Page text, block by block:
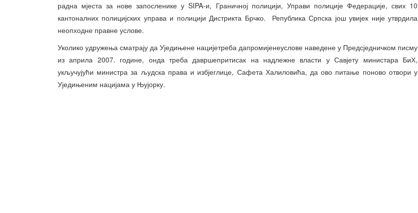
радна мјеста за нове запосленике у SIPA-и, Граничној полицији, Управи полиције Федерације, свих 10
кантоналних полицијских управа и полицији Дистрикта Брчко. Република Српска још увијек није утврдила
неопходне правне услове.
Уколико удружења сматрају да Уједињене нацијетреба дапромијенеуслове наведене у Предсједничком писму
из априла 2007. године, онда треба давршепритисак на надлежне власти у Савјету министара БиХ,
укључујући министра за људска права и избјеглице, Сафета Халиловића, да ово питање поново отвори у
Уједињеним нацијама у Њујорку.